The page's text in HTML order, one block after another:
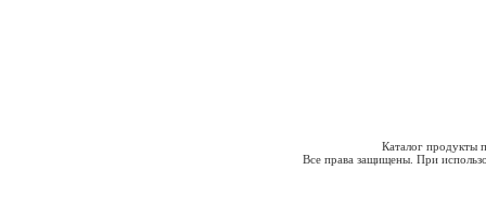
Каталог продукты
Все права защищены. При